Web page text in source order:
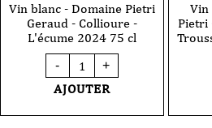
Vin blanc - Domaine Pietri
Geraud - Collioure -
L'écume 2024 75 cl
-
quantité
de
Vin
blanc
+
AJOUTER
Vin
Pietri